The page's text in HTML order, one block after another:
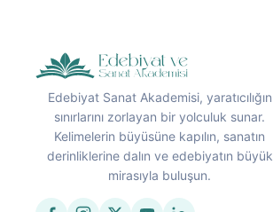
Edebiyat Sanat Akademisi, yaratıcılığın
sınırlarını zorlayan bir yolculuk sunar.
Kelimelerin büyüsüne kapılın, sanatın
derinliklerine dalın ve edebiyatın büyük
mirasıyla buluşun.